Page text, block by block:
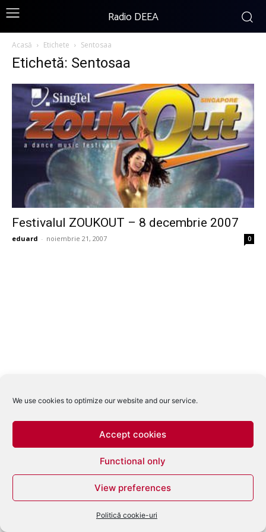
We use cookies to optimize our website and our service.
Accept cookies
Functional only
View preferences
Politică cookie-uri
Radio DEEA
Acasă Etichete Sentosaa
Etichetă: Sentosaa
Festivalul ZOUKOUT – 8 decembrie 2007
eduard - noiembrie 21, 2007 0